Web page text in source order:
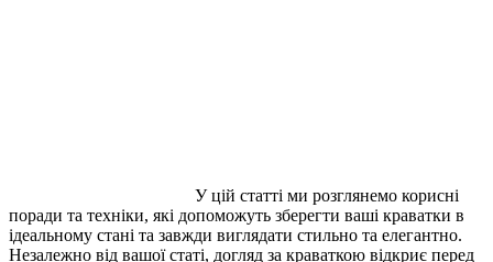
У цій статті ми розглянемо корисні
поради та техніки, які допоможуть зберегти ваші краватки в
ідеальному стані та завжди виглядати стильно та елегантно.
Незалежно від вашої статі, догляд за краваткою відкриє перед